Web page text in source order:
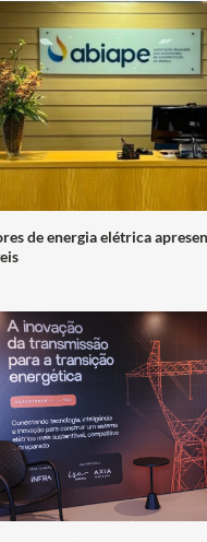
de energia elétrica